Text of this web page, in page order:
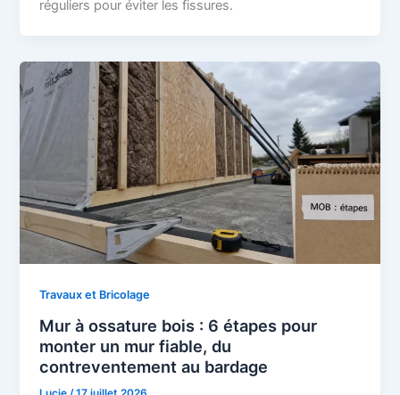
réguliers pour éviter les fissures.
Travaux et Bricolage
Mur à ossature bois : 6 étapes pour
monter un mur fiable, du
contreventement au bardage